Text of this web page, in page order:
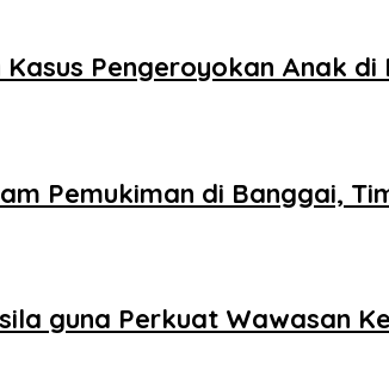
Pengeroyokan Anak di
Pemukiman di Banggai,
guna Perkuat Wawasan